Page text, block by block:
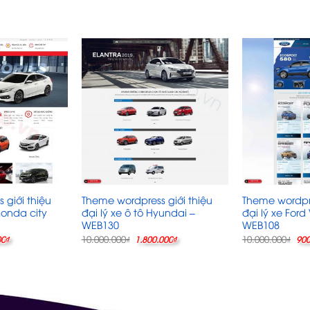
giới thiệu
city
₫Giá
hiện
Theme wordpress giới thiệu
đại lý xe ô tô Hyundai –
WEB130
10.000.000₫ Giá
gốc
1.800.000₫Giá
hiện
Theme
đại lý xe Ford
WEB108
10.000.000₫